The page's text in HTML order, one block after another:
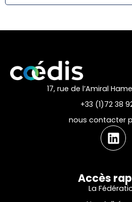
Accès
La
17, rue de l’Amiral
+33 (1)72 38
nous contacter